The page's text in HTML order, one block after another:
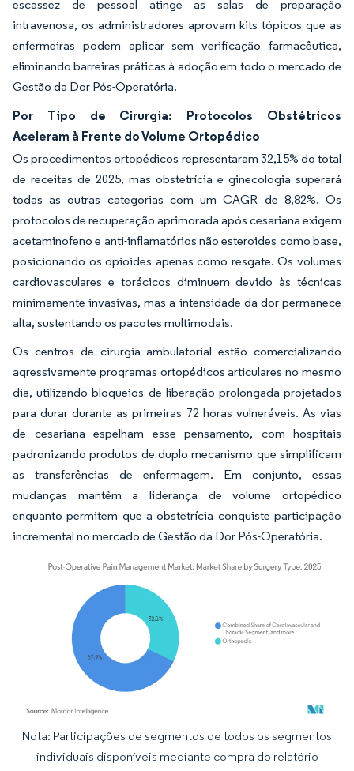
escassez de pessoal atinge as salas de preparação
intravenosa, os administradores aprovam kits tópicos que as
enfermeiras podem aplicar sem verificação farmacêutica,
eliminando barreiras práticas à adoção em todo o mercado de
Gestão da Dor Pós-Operatória.
Por Tipo de Cirurgia: Protocolos Obstétricos
Aceleram à Frente do Volume Ortopédico
Os procedimentos ortopédicos representaram 32,15% do total
de receitas de 2025, mas obstetrícia e ginecologia superará
todas as outras categorias com um CAGR de 8,82%. Os
protocolos de recuperação aprimorada após cesariana exigem
acetaminofeno e anti-inflamatórios não esteroides como base,
posicionando os opioides apenas como resgate. Os volumes
cardiovasculares e torácicos diminuem devido às técnicas
minimamente invasivas, mas a intensidade da dor permanece
alta, sustentando os pacotes multimodais.
Os centros de cirurgia ambulatorial estão comercializando
agressivamente programas ortopédicos articulares no mesmo
dia, utilizando bloqueios de liberação prolongada projetados
para durar durante as primeiras 72 horas vulneráveis. As vias
de cesariana espelham esse pensamento, com hospitais
padronizando produtos de duplo mecanismo que simplificam
as transferências de enfermagem. Em conjunto, essas
mudanças mantêm a liderança de volume ortopédico
enquanto permitem que a obstetrícia conquiste participação
incremental no mercado de Gestão da Dor Pós-Operatória.
Imagem © Mordor Intelligence. O reuso requer atribuição conforme CC BY 4.0.
Nota: Participações de segmentos de todos os segmentos
individuais disponíveis mediante compra do relatório